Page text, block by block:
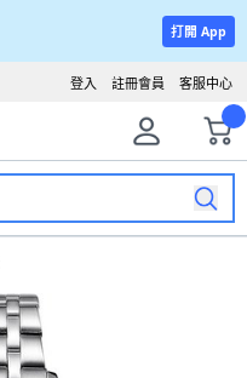
打開 App
客服中心
註冊會員
登入